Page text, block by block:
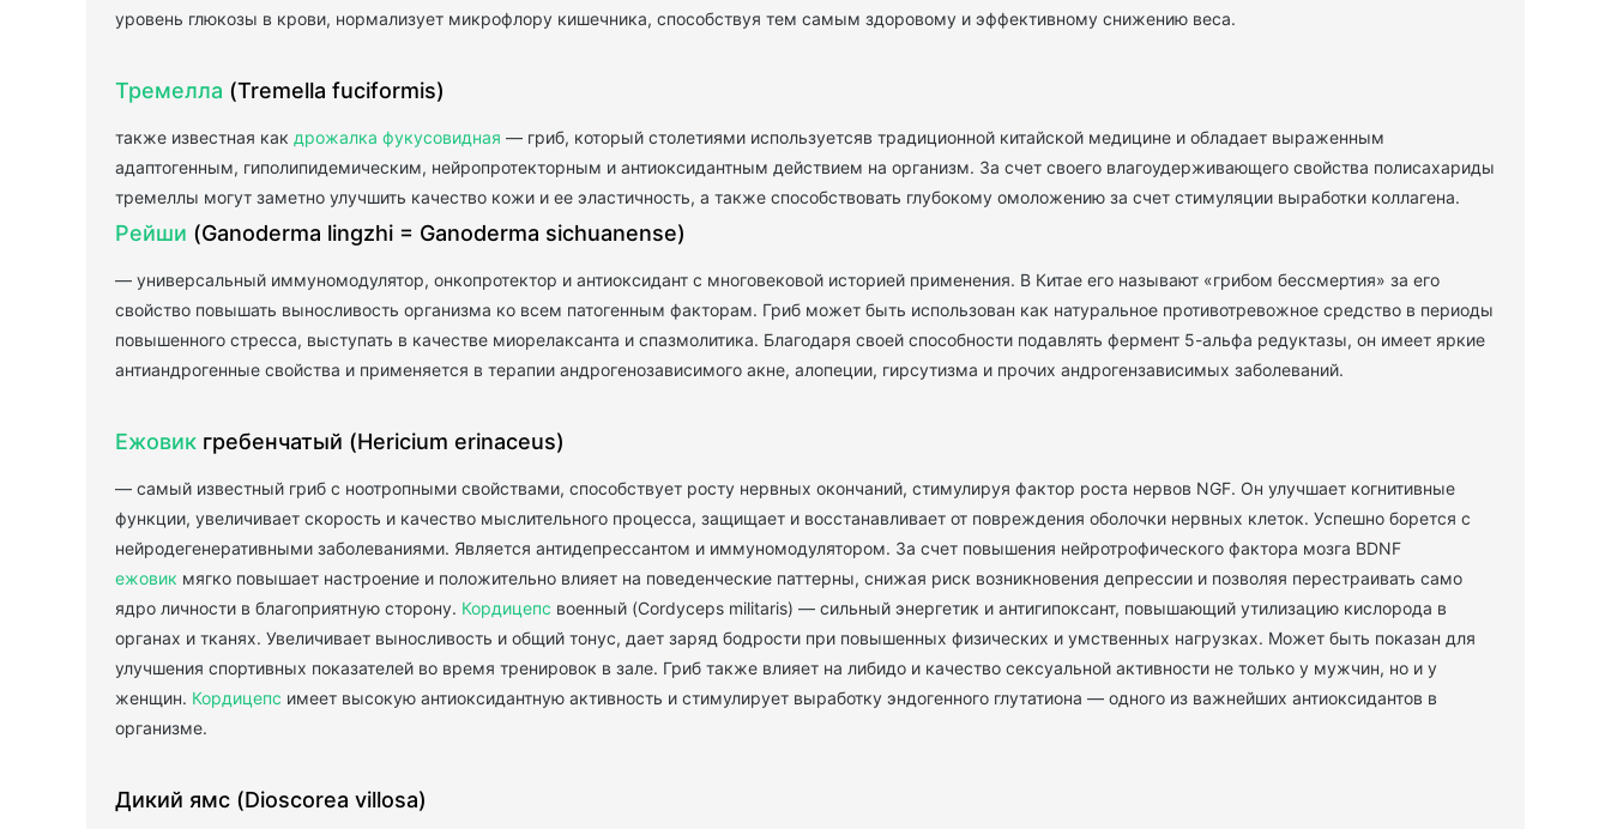
уровень глюкозы в крови, нормализует микрофлору кишечника, способствуя тем самым здоровому и эффективному снижению веса.
Тремелла (Tremella fuciformis)
также известная как дрожалка фукусовидная — гриб, который столетиями используетсяв традиционной китайской медицине и обладает выраженным
адаптогенным, гиполипидемическим, нейропротекторным и антиоксидантным действием на организм. За счет своего влагоудерживающего свойства полисахариды
тремеллы могут заметно улучшить качество кожи и ее эластичность, а также способствовать глубокому омоложению за счет стимуляции выработки коллагена.
Рейши (Ganoderma lingzhi = Ganoderma sichuanense)
— универсальный иммуномодулятор, онкопротектор и антиоксидант с многовековой историей применения. В Китае его называют «грибом бессмертия» за его
свойство повышать выносливость организма ко всем патогенным факторам. Гриб может быть использован как натуральное противотревожное средство в периоды
повышенного стресса, выступать в качестве миорелаксанта и спазмолитика. Благодаря своей способности подавлять фермент 5-альфа редуктазы, он имеет яркие
антиандрогенные свойства и применяется в терапии андрогенозависимого акне, алопеции, гирсутизма и прочих андрогензависимых заболеваний.
Ежовик гребенчатый (Hericium erinaceus)
— самый известный гриб с ноотропными свойствами, способствует росту нервных окончаний, стимулируя фактор роста нервов NGF. Он улучшает когнитивные
функции, увеличивает скорость и качество мыслительного процесса, защищает и восстанавливает от повреждения оболочки нервных клеток. Успешно борется с
нейродегенеративными заболеваниями. Является антидепрессантом и иммуномодулятором. За счет повышения нейротрофического фактора мозга BDNF
ежовик мягко повышает настроение и положительно влияет на поведенческие паттерны, снижая риск возникновения депрессии и позволяя перестраивать само
ядро личности в благоприятную сторону. Кордицепс военный (Cordyceps militaris) — сильный энергетик и антигипоксант, повышающий утилизацию кислорода в
органах и тканях. Увеличивает выносливость и общий тонус, дает заряд бодрости при повышенных физических и умственных нагрузках. Может быть показан для
улучшения спортивных показателей во время тренировок в зале. Гриб также влияет на либидо и качество сексуальной активности не только у мужчин, но и у
женщин. Кордицепс имеет высокую антиоксидантную активность и стимулирует выработку эндогенного глутатиона — одного из важнейших антиоксидантов в
организме.
Дикий ямс (Dioscorea villosa)